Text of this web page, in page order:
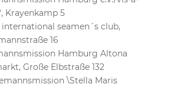
Krayenkamp 5
international seamen´s club,
16
Hamburg Altona
Große Elbstraße 132
\Stella Maris